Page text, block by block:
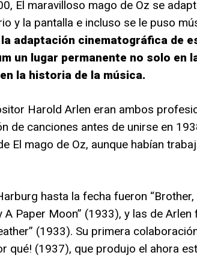
El maravilloso mago de Oz se
y la pantalla e incluso se le puso
adaptación cinematográfica de
un lugar permanente no solo en
la historia de la música.
Harold Arlen eran ambos
de canciones antes de unirse en
El mago de Oz, aunque habían
hasta la fecha fueron “Brother,
A Paper Moon” (1933), y las de Arlen
(1933). Su primera
qué! (1937), que produjo el ahora